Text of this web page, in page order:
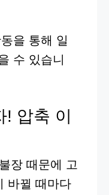
을 통해 일
수 있습니
압축 이
장 때문에 고
바뀔 때마다